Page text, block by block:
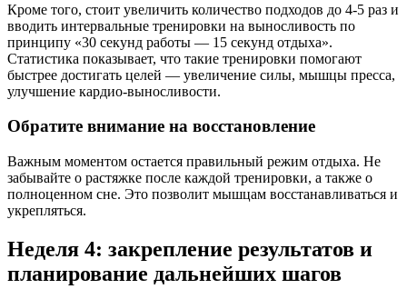
Кроме того, стоит увеличить количество подходов до 4-5 раз и
вводить интервальные тренировки на выносливость по
принципу «30 секунд работы — 15 секунд отдыха».
Статистика показывает, что такие тренировки помогают
быстрее достигать целей — увеличение силы, мышцы пресса,
улучшение кардио-выносливости.
Обратите внимание на восстановление
Важным моментом остается правильный режим отдыха. Не
забывайте о растяжке после каждой тренировки, а также о
полноценном сне. Это позволит мышцам восстанавливаться и
укрепляться.
Неделя 4: закрепление результатов и
планирование дальнейших шагов